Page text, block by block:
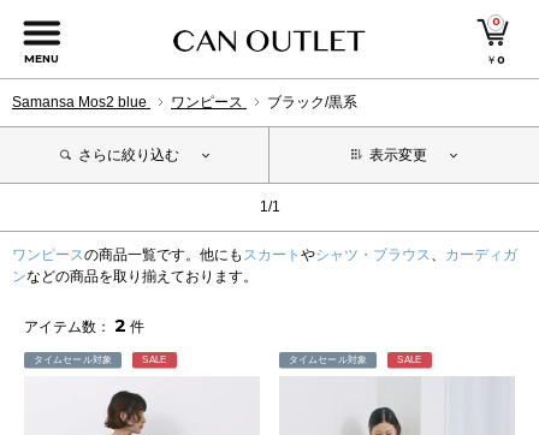
MENU
0
￥0
Samansa Mos2 blue ワンピース ブラック/黒系
さらに絞り込む 表示変更
1/1
ワンピースの商品一覧です。他にも スカート やシャツ・ブラウス、 カーディガ
ンなどの商品を取り揃えております。
アイテム数： 2 件
タイムセール対象 SALE タイムセール対象 SALE